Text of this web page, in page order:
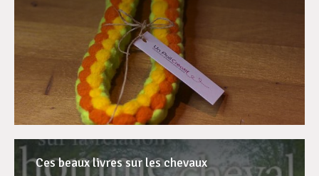
Ces beaux livres sur les chevaux